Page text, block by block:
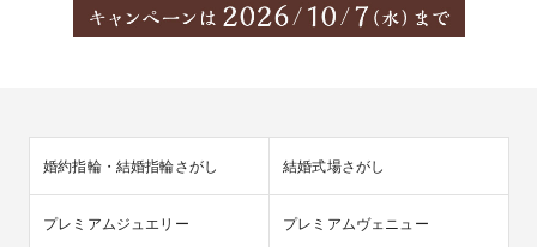
婚約指輪・結婚指輪さがし 結婚式場さがし
プレミアムジュエリー プレミアムヴェニュー